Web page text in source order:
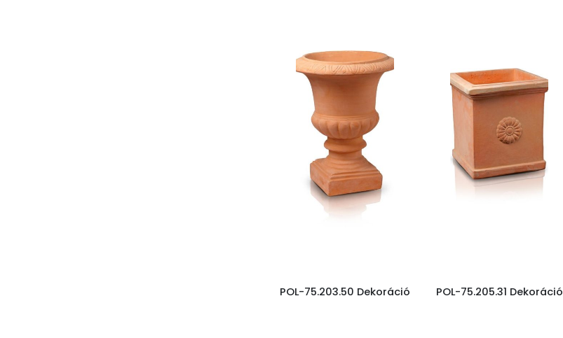
POL-75.203.50 Dekoráció POL-75.205.31 Dekoráció